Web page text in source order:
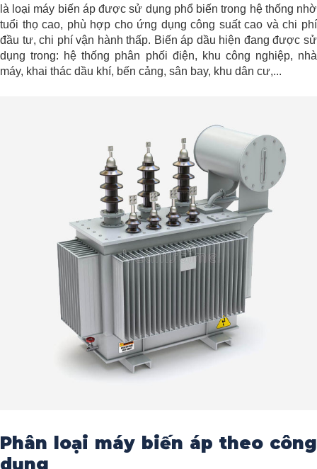
là loại máy biến áp được sử dụng phổ biến trong hệ thống nhờ
tuổi thọ cao, phù hợp cho ứng dụng công suất cao và chi phí
đầu tư, chi phí vận hành thấp. Biến áp dầu hiện đang được sử
dụng trong: hệ thống phân phối điện, khu công nghiệp, nhà
máy, khai thác dầu khí, bến cảng, sân bay, khu dân cư,...
Phân loại máy biến áp theo công
dụng